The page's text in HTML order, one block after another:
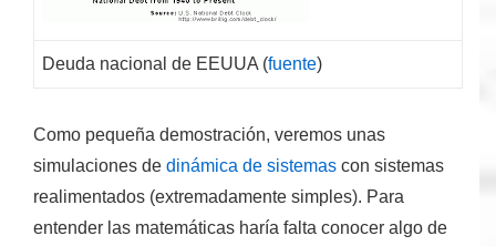
Deuda nacional de EEUUA (fuente)
Como pequeña demostración, veremos unas
simulaciones de dinámica de sistemas con sistemas
realimentados (extremadamente simples). Para
entender las matemáticas haría falta conocer algo de